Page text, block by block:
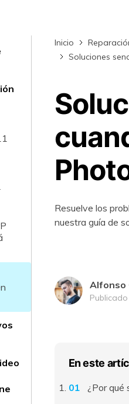
Inicio
Soluciones
Resuelve los
nuestra guía de
Alfonso
En este
¿Por qué